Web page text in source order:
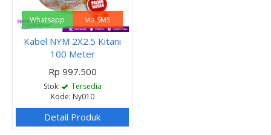
Whatsapp via SMS
Kabel NYM 2X2.5 Kitani
100 Meter
Rp 997.500
Stok:
Tersedia
Kode: Ny010
Detail Produk